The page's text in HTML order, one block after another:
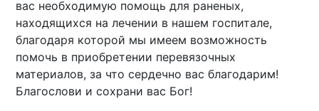
вас необходимую помощь для раненых,
находящихся на лечении в нашем госпитале,
благодаря которой мы имеем возможность
помочь в приобретении перевязочных
материалов, за что сердечно вас благодарим!
Благослови и сохрани вас Бог!